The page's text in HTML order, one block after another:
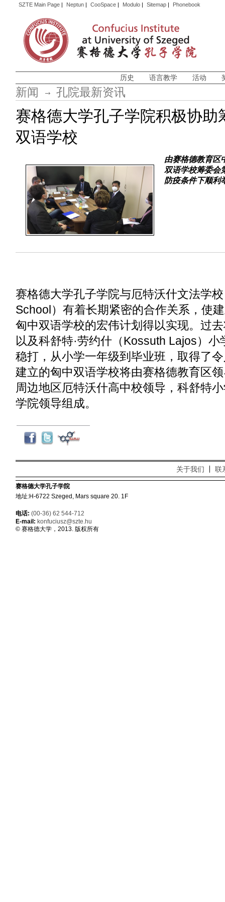
SZTE Main Page| Neptun| CooSpace| Modulo| Sitemap| Phonebook
历史 语言教学 活动
新闻 孔院最新资讯
赛格德大学孔子学院积极协助
双语学校
由赛格德教育区
双语学校筹委会
防疫条件下顺利
赛格德大学孔子学院与厄特沃什文法学
School）有着长期紧密的合作关系，使
匈中双语学校的宏伟计划得以实现。过
以及科舒特·劳约什（Kossuth Lajos）
稳打，从小学一年级到毕业班，取得了
建立的匈中双语学校将由赛格德教育区
周边地区厄特沃什高中校领导，科舒特
学院领导组成。
关于我们 联
赛格德大学孔子学院
地址:H-6722 Szeged, Mars square 20. 1F
电话: (00-36) 62 544-712
E-mail: konfuciusz@szte.hu
© 赛格德大学，2013. 版权所有